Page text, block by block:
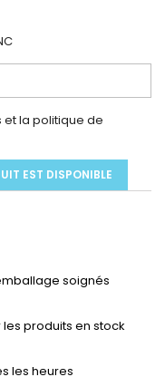
la politique de
EST DISPONIBLE
emballage soignés
les produits en stock
les heures